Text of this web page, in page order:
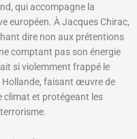
qui accompagne la
européen. À Jacques Chirac,
dire non aux prétentions
comptant pas son énergie
si violemment frappé le
Hollande, faisant œuvre de
climat et protégeant les